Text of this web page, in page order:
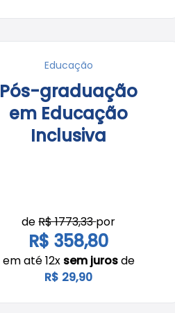
Educação
Pós-graduação
em Educação
Inclusiva
deR$ 1773,33por
R$ 358,80
em até 12x sem jurosde
R$ 29,90